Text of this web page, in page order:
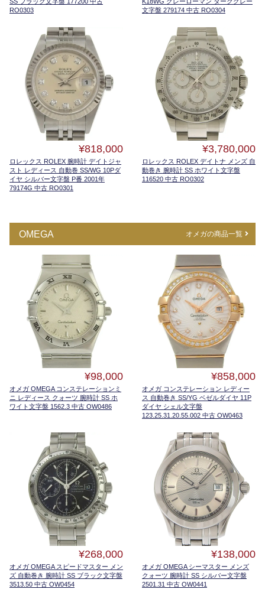
RO0303
文字盤 279174 中古 RO0304
¥818,000
ロレックス ROLEX 腕時計 デイトジャ
スト レディース 自動巻 SS/WG 10Pダ
イヤ シルバー文字盤 P番 2001年
79174G 中古 RO0301
¥3,780,000
ロレックス ROLEX デイトナ メンズ 自
動巻き 腕時計 SS ホワイト文字盤
116520 中古 RO0302
OMEGA オメガの商品一覧
¥98,000
オメガ OMEGA コンステレーションミ
ニ レディース クォーツ 腕時計 SS ホ
ワイト文字盤 1562.3 中古 OW0486
¥858,000
オメガ コンステレーション レディー
ス 自動巻き SS/YG ベゼルダイヤ 11P
ダイヤ シェル文字盤
123.25.31.20.55.002 中古 OW0463
¥268,000
オメガ OMEGA スピードマスター メン
ズ 自動巻き 腕時計 SS ブラック文字盤
3513.50 中古 OW0454
¥138,000
オメガ OMEGA シーマスター メンズ
クォーツ 腕時計 SS シルバー文字盤
2501.31 中古 OW0441